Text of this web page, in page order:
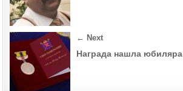
← Next
Награда нашла юбиляра